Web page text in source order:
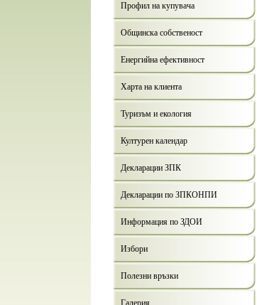
Профил на купувача
Общинска собственост
Енергийна ефективност
Харта на клиента
Туризъм и екология
Културен календар
Декларации ЗПК
Декларации по ЗПКОНПИ
Информация по ЗДОИ
Избори
Полезни връзки
Галерия